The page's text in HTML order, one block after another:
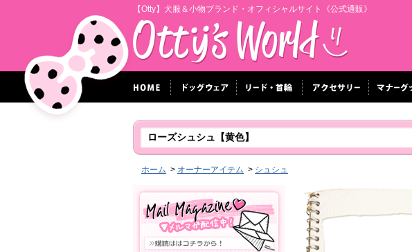
【Otty】犬服＆小物ブランド・オフィシャルサイト《公式通販》
ローズシュシュ【黄色】
ホーム > オーナーアイテム > シュシュ